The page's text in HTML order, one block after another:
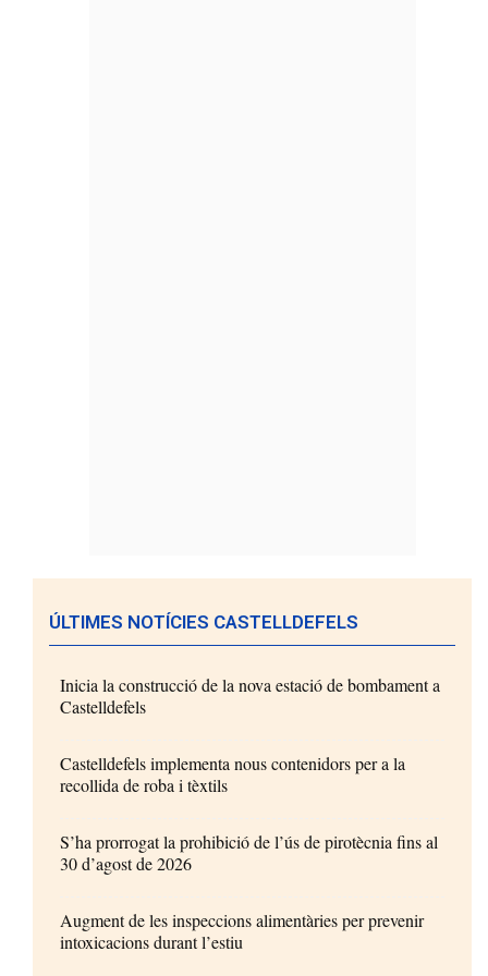
ÚLTIMES NOTÍCIES CASTELLDEFELS
Inicia la construcció de la nova estació de bombament a
Castelldefels
Castelldefels implementa nous contenidors per a la
recollida de roba i tèxtils
S’ha prorrogat la prohibició de l’ús de pirotècnia fins al
30 d’agost de 2026
Augment de les inspeccions alimentàries per prevenir
intoxicacions durant l’estiu